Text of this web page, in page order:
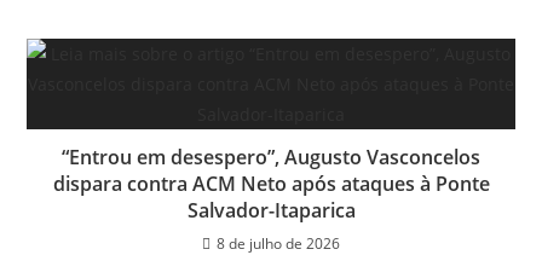
“Entrou em desespero”, Augusto Vasconcelos
dispara contra ACM Neto após ataques à Ponte
Salvador-Itaparica
8 de julho de 2026